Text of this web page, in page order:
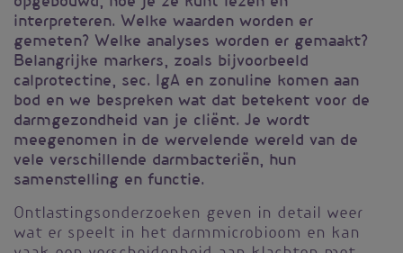
interpreteren. Welke waarden worden er
gemeten? Welke analyses worden er gemaakt?
Belangrijke markers, zoals bijvoorbeeld
calprotectine, sec. IgA en zonuline komen aan
bod en we bespreken wat dat betekent voor de
darmgezondheid van je cliënt. Je wordt
meegenomen in de wervelende wereld van de
vele verschillende darmbacteriën, hun
samenstelling en functie.
Ontlastingsonderzoeken geven in detail weer
wat er speelt in het darmmicrobioom en kan